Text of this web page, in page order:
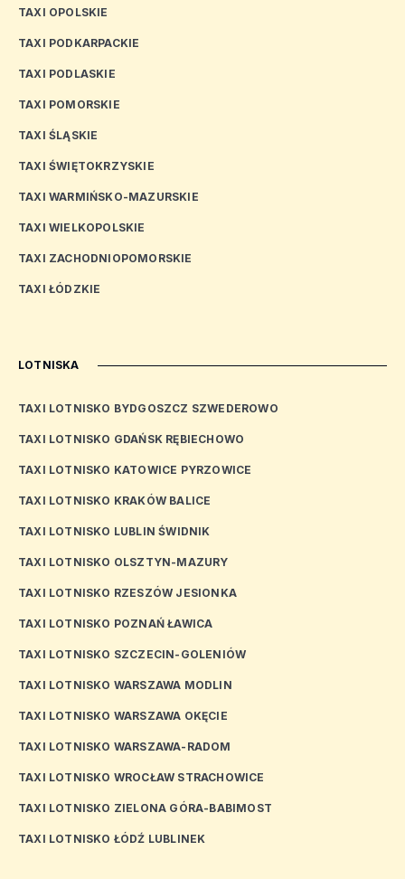
TAXI OPOLSKIE
TAXI PODKARPACKIE
TAXI PODLASKIE
TAXI POMORSKIE
TAXI ŚLĄSKIE
TAXI ŚWIĘTOKRZYSKIE
TAXI WARMIŃSKO-MAZURSKIE
TAXI WIELKOPOLSKIE
TAXI ZACHODNIOPOMORSKIE
TAXI ŁÓDZKIE
LOTNISKA
TAXI LOTNISKO BYDGOSZCZ SZWEDEROWO
TAXI LOTNISKO GDAŃSK RĘBIECHOWO
TAXI LOTNISKO KATOWICE PYRZOWICE
TAXI LOTNISKO KRAKÓW BALICE
TAXI LOTNISKO LUBLIN ŚWIDNIK
TAXI LOTNISKO OLSZTYN-MAZURY
TAXI LOTNISKO RZESZÓW JESIONKA
TAXI LOTNISKO POZNAŃ ŁAWICA
TAXI LOTNISKO SZCZECIN-GOLENIÓW
TAXI LOTNISKO WARSZAWA MODLIN
TAXI LOTNISKO WARSZAWA OKĘCIE
TAXI LOTNISKO WARSZAWA-RADOM
TAXI LOTNISKO WROCŁAW STRACHOWICE
TAXI LOTNISKO ZIELONA GÓRA-BABIMOST
TAXI LOTNISKO ŁÓDŹ LUBLINEK